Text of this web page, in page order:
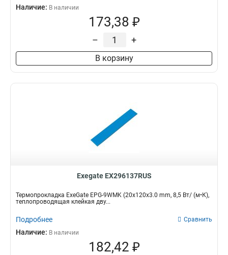
Наличие: В наличии
173,38 ₽
– +
В корзину
Exegate EX296137RUS
Термопрокладка ExeGate EPG-9WMK (20x120x3.0 mm, 8,5 Вт/ (м•К),
теплопроводящая клейкая дву...
Подробнее Сравнить
Наличие: В наличии
182,42 ₽